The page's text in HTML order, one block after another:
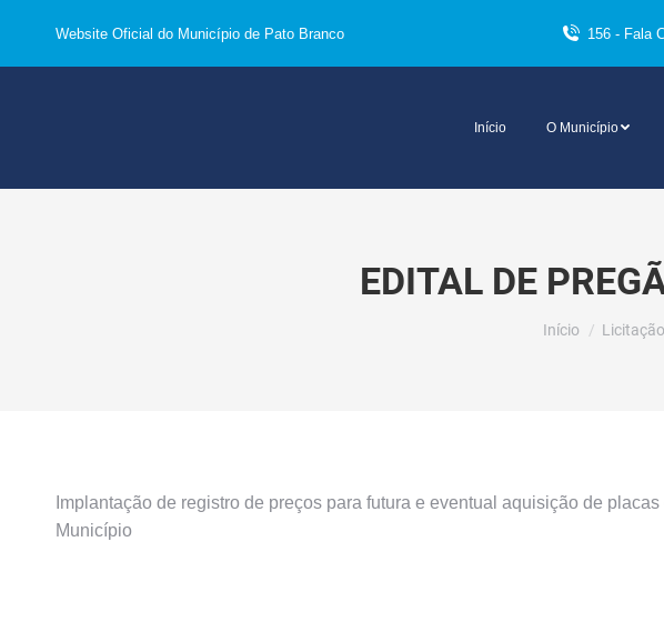
Website Oficial do Município de Pato Branco 156 - Fala
Início O Município
EDITAL DE
Você está aqui:
Início Licitação
Implantação de registro de preços para futura e eventual aquisição de
Município